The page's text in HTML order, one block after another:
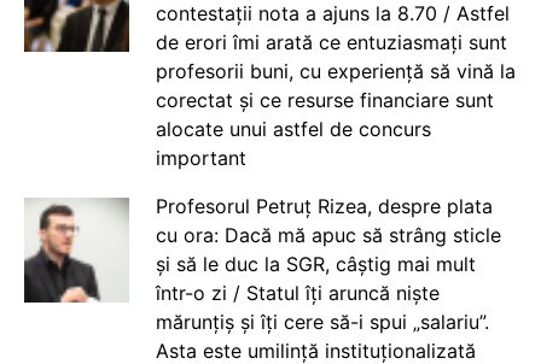
contestații nota a ajuns la 8.70 / Astfel
de erori îmi arată ce entuziasmați sunt
profesorii buni, cu experiență să vină la
corectat și ce resurse financiare sunt
alocate unui astfel de concurs
important
Profesorul Petruț Rizea, despre plata
cu ora: Dacă mă apuc să strâng sticle
și să le duc la SGR, câștig mai mult
într-o zi / Statul îți aruncă niște
mărunțiș și îți cere să-i spui „salariu”.
Asta este umilință instituționalizată